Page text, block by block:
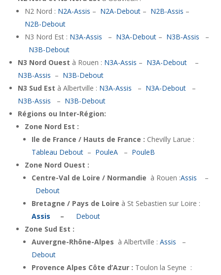
N2 Nord : N2A-Assis – N2A-Debout – N2B-Assis –
N2B-Debout
N3 Nord Est : N3A-Assis – N3A-Debout – N3B-Assis –
N3B-Debout
N3 Nord Ouest à Rouen : N3A-Assis – N3A-Debout –
N3B-Assis – N3B-Debout
N3 Sud Est à Albertville : N3A-Assis – N3A-Debout –
N3B-Assis – N3B-Debout
Régions ou Inter-Région:
Zone Nord Est :
Ile de France / Hauts de France : Chevilly Larue :
Tableau Debout – PouleA – PouleB
Zone Nord Ouest :
Centre-Val de Loire / Normandie à Rouen :Assis –
Debout
Bretagne / Pays de Loire à St Sebastien sur Loire :
Assis – Debout
Zone Sud Est :
Auvergne-Rhône-Alpes à Albertville :Assis –
Debout
Provence Alpes Côte d’Azur : Toulon la Seyne :